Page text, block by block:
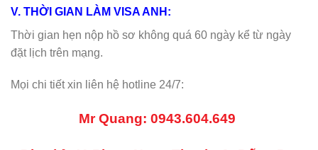
V. THỜI GIAN LÀM VISA ANH:
Thời gian hẹn nộp hồ sơ không quá 60 ngày kể từ ngày
đặt lịch trên mạng.
Mọi chi tiết xin liên hệ hotline 24/7:
Mr Quang: 0943.604.649